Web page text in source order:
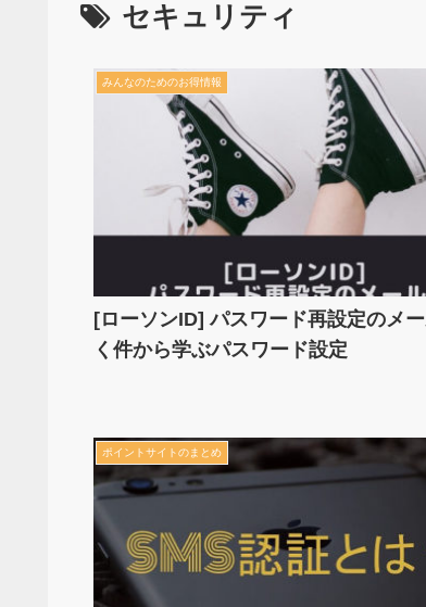
セキュリティ
みんなのためのお得情報
[ローソンID] パスワード再設定のメ
く件から学ぶパスワード設定
ポイントサイトのまとめ